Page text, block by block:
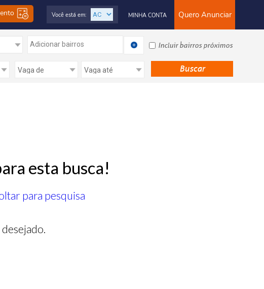
Quero Anunciar
MINHA CONTA
Você está em:
Adicionar bairros Incluir bairros próximos
esta busca!
para pesquisa